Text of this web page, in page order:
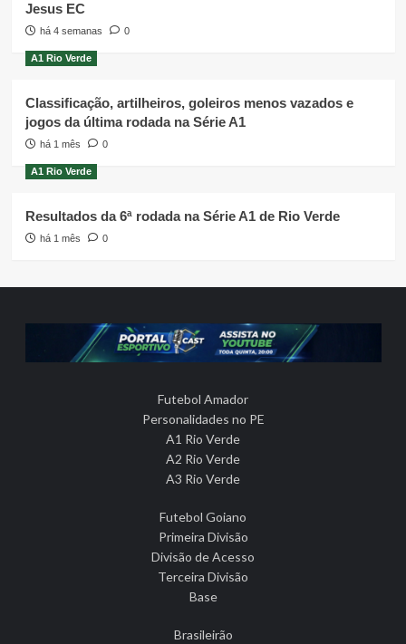
Jesus EC
há 4 semanas 0
A1 Rio Verde
Classificação, artilheiros, goleiros menos vazados e
jogos da última rodada na Série A1
há 1 mês 0
A1 Rio Verde
Resultados da 6ª rodada na Série A1 de Rio Verde
há 1 mês 0
Futebol Amador
Personalidades no PE
A1 Rio Verde
A2 Rio Verde
A3 Rio Verde
Futebol Goiano
Primeira Divisão
Divisão de Acesso
Terceira Divisão
Base
Brasileirão